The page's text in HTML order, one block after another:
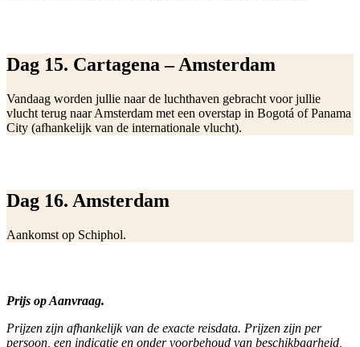
Dag 15. Cartagena – Amsterdam
Vandaag worden jullie naar de luchthaven gebracht voor jullie
vlucht terug naar Amsterdam met een overstap in Bogotá of Panama
City (afhankelijk van de internationale vlucht).
Dag 16. Amsterdam
Aankomst op Schiphol.
Prijs op Aanvraag.
Prijzen zijn afhankelijk van de exacte reisdata. Prijzen zijn per
persoon, een indicatie en onder voorbehoud van beschikbaarheid,